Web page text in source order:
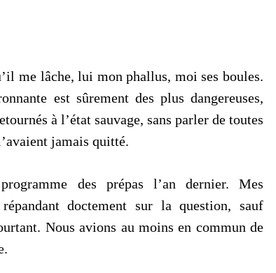
me lâche, lui mon phallus, moi ses boules.
est sûrement des plus dangereuses,
à l’état sauvage, sans parler de toutes
jamais quitté.
des prépas l’an dernier. Mes
doctement sur la question, sauf
Nous avions au moins en commun de